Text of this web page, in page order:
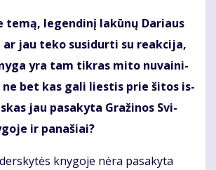
te­mą, le­gen­di­nį la­kū­nų Da­riaus
ar jau te­ko su­si­dur­ti su re­ak­ci­ja,
yra tam tik­ras mi­to nu­vai­ni­
ne bet kas ga­li lies­tis prie ši­tos is­
jau pa­sa­ky­ta Gra­ži­nos Svi­
ir pa­na­šiai?
kny­go­je nė­ra pa­sa­ky­ta